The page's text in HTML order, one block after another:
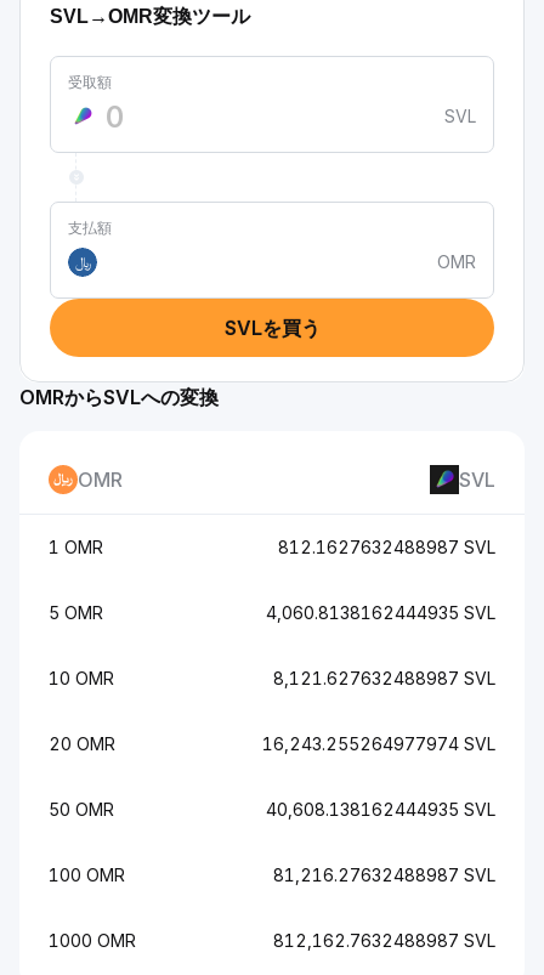
SVL→OMR変換ツール
受取額
SVL
支払額
﷼
OMR
SVLを買う
OMRからSVLへの変換
OMR SVL
1 OMR 812.1627632488987 SVL
5 OMR 4,060.8138162444935 SVL
10 OMR 8,121.627632488987 SVL
20 OMR 16,243.255264977974 SVL
50 OMR 40,608.138162444935 SVL
100 OMR 81,216.27632488987 SVL
1000 OMR 812,162.7632488987 SVL